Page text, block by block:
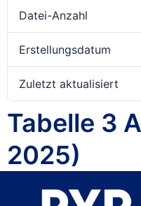
Termine
Investor Relations
Datei-Anzahl
Erstellungsdatum
Zuletzt aktualisiert
Tabelle 3
2025)